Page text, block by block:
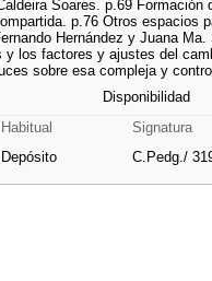
Soares. p.69
p.76 Otros espacios
Hernández y Juana
los factores y ajustes del
sobre esa compleja y
Disponibilidad
Signatura
C.Pedg./